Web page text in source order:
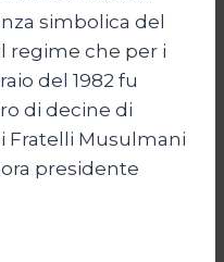
simbolica del
regime che per i
del 1982 fu
di decine di
Fratelli Musulmani
presidente